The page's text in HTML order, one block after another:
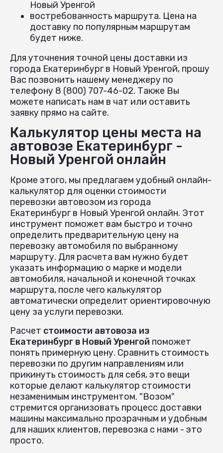
Новый Уренгой
востребованность маршрута. Цена на
доставку по популярным маршрутам
будет ниже.
Для уточнения точной цены доставки из
города Екатеринбург в Новый Уренгой, прошу
Вас позвонить нашему менеджеру по
телефону 8 (800) 707-46-02. Также Вы
можете написать нам в чат или оставить
заявку прямо на сайте.
Калькулятор цены места на
автовозе Екатеринбург -
Новый Уренгой онлайн
Кроме этого, мы предлагаем удобный онлайн-
калькулятор для оценки стоимости
перевозки автовозом из города
Екатеринбург в Новый Уренгой онлайн. Этот
инструмент поможет вам быстро и точно
определить предварительную цену на
перевозку автомобиля по выбранному
маршруту. Для расчета вам нужно будет
указать информацию о марке и модели
автомобиля, начальной и конечной точках
маршрута, после чего калькулятор
автоматически определит ориентировочную
цену за услуги перевозки.
Расчет стоимости автовоза из
Екатеринбург в Новый Уренгой поможет
понять примерную цену. Сравнить стоимость
перевозки по другим направлениям или
прикинуть стоимость для себя, это вещи
которые делают калькулятор стоимости
незаменимым инструментом. "Возом"
стремится организовать процесс доставки
машины максимально прозрачным и удобным
для наших клиентов, перевозка с нами - это
просто.